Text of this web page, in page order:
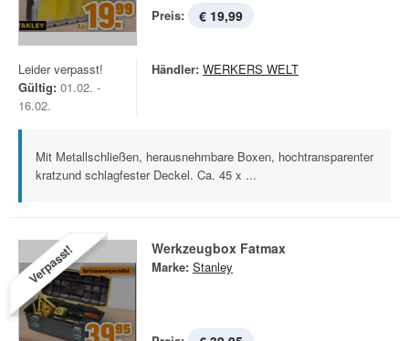
Preis: € 19,99
Leider verpasst!
Gültig: 01.02. -
16.02.
Händler: WERKERS WELT
Mit Metallschließen, herausnehmbare Boxen, hochtransparenter
kratzund schlagfester Deckel. Ca. 45 x ...
Verpasst! Werkzeugbox Fatmax
Marke: Stanley